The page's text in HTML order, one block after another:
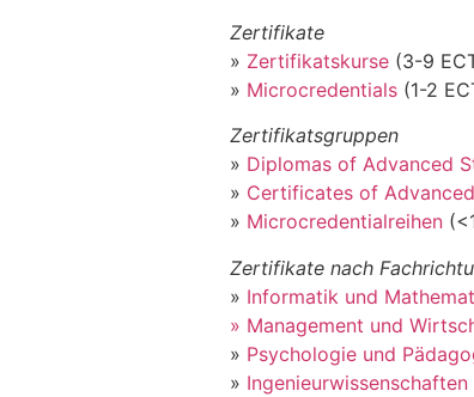
Zertifikate
» Zertifikatskurse (3-9
» Microcredentials (1-2
Zertifikatsgruppen
» Diplomas of Advanced
» Certificates of
» Microcredentialreihen
Zertifikate nach
» Informatik und
» Management und
» Psychologie und
» Ingenieurwissenschaften